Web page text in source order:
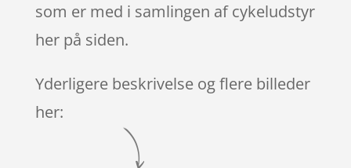
som er med i samlingen af cykeludstyr
her på siden.
Yderligere beskrivelse og flere billeder
her: